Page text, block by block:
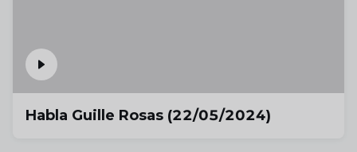
Habla Guille Rosas (22/05/2024)